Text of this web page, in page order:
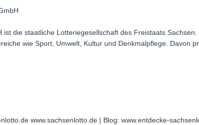
ist die staatliche Lotteriegesellschaft des Freistaats
wie Sport, Umwelt, Kultur und Denkmalpflege. Davon
www.sachsenlotto.de | Blog: www.entdecke-